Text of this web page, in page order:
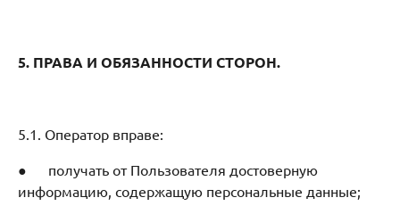
5. ПРАВА И ОБЯЗАННОСТИ СТОРОН.
5.1. Оператор вправе:
● получать от Пользователя достоверную
информацию, содержащую персональные данные;